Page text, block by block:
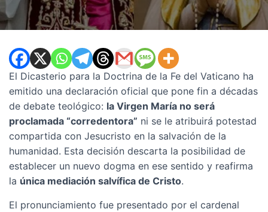
El Dicasterio para la Doctrina de la Fe del Vaticano ha
emitido una declaración oficial que pone fin a décadas
de debate teológico: la Virgen María no será
proclamada “corredentora” ni se le atribuirá potestad
compartida con Jesucristo en la salvación de la
humanidad. Esta decisión descarta la posibilidad de
establecer un nuevo dogma en ese sentido y reafirma
la única mediación salvífica de Cristo.
El pronunciamiento fue presentado por el cardenal